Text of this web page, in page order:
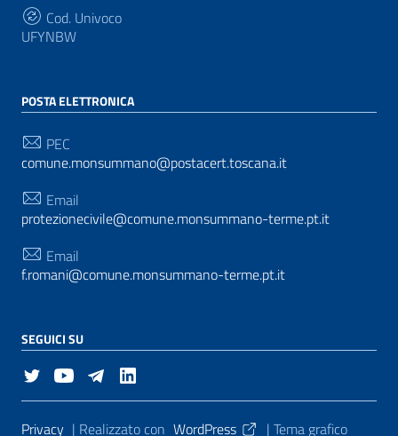
Cod. Univoco
UFYNBW
POSTA ELETTRONICA
PEC
comune.monsummano@postacert.toscana.it
Email
protezionecivile@comune.monsummano-terme.pt.it
Email
f.romani@comune.monsummano-terme.pt.it
SEGUICI SU
Sezione Link Utili
Privacy | Realizzato con WordPress | Tema grafico